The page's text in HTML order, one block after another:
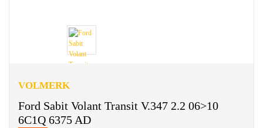
VOLMERK
Ford Sabit Volant Transit V.347 2.2 06>10
6C1Q 6375 AD